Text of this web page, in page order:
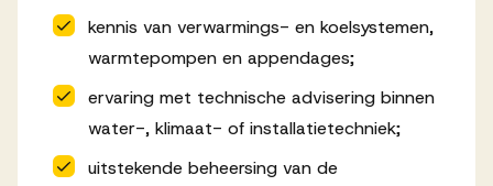
kennis van verwarmings- en koelsystemen,
warmtepompen en appendages;
ervaring met technische advisering binnen
water-, klimaat- of installatietechniek;
uitstekende beheersing van de